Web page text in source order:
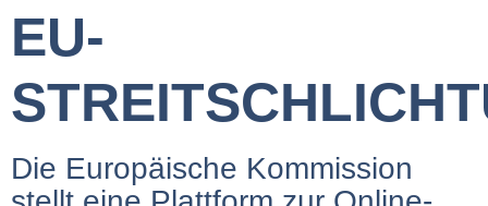
EU-
Die Europäische Kommission